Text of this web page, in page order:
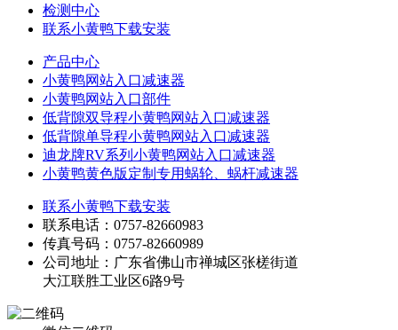
检测中心
联系小黄鸭下载安装
产品中心
小黄鸭网站入口减速器
小黄鸭网站入口部件
低背隙双导程小黄鸭网站入口减速器
低背隙单导程小黄鸭网站入口减速器
迪龙牌RV系列小黄鸭网站入口减速器
小黄鸭黄色版定制专用蜗轮、蜗杆减速器
联系小黄鸭下载安装
联系电话：0757-82660983
传真号码：0757-82660989
公司地址：广东省佛山市禅城区张槎街道
大江联胜工业区6路9号